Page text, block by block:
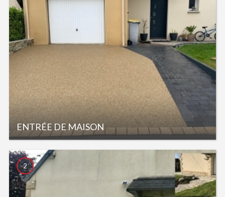
ENTRÉE DE MAISON
2